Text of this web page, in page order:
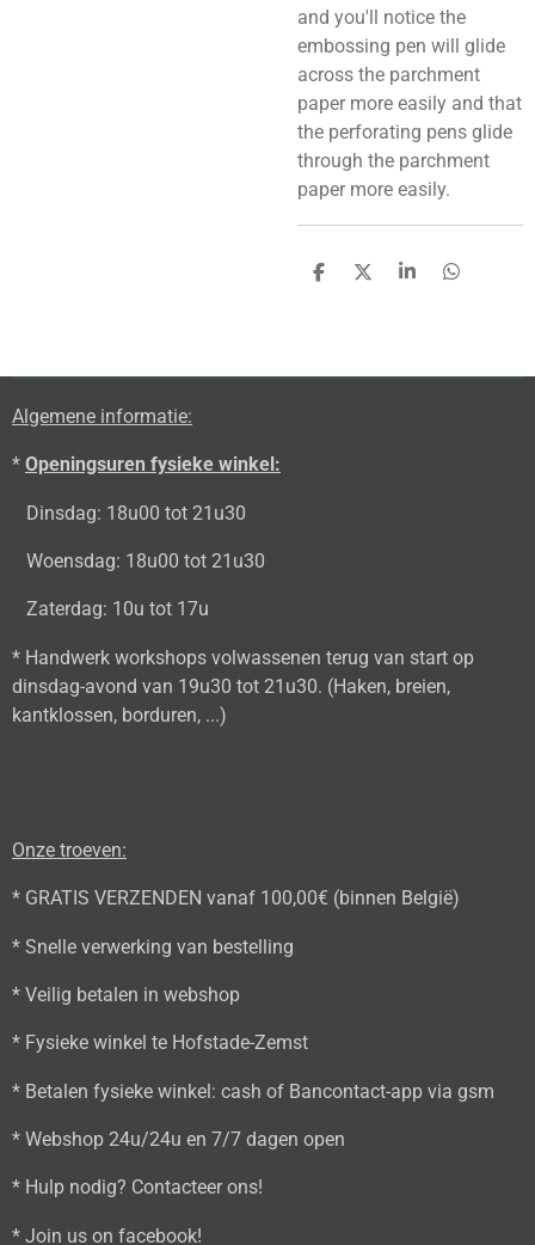
and you'll notice the
embossing pen will glide
across the parchment
paper more easily and that
the perforating pens glide
through the parchment
paper more easily.
D
D
S
D
Algemene informatie:
* Openingsuren fysieke winkel:
Dinsdag: 18u00 tot 21u30
Woensdag: 18u00 tot 21u30
Zaterdag: 10u tot 17u
* Handwerk workshops volwassenen terug van start op
dinsdag-avond van 19u30 tot 21u30. (Haken, breien,
kantklossen, borduren, ...)
Onze troeven:
* GRATIS VERZENDEN vanaf 100,00€ (binnen België)
* Snelle verwerking van bestelling
* Veilig betalen in webshop
* Fysieke winkel te Hofstade-Zemst
* Betalen fysieke winkel: cash of Bancontact-app via gsm
* Webshop 24u/24u en 7/7 dagen open
* Hulp nodig? Contacteer ons!
* Join us on facebook!